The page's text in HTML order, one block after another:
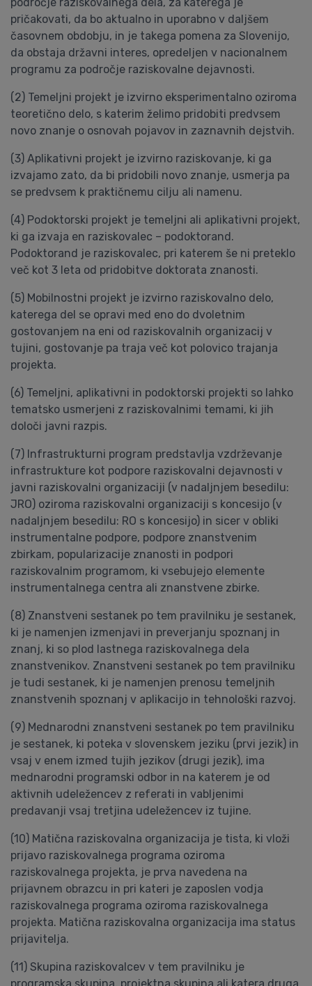
pričakovati, da bo aktualno in uporabno v daljšem
časovnem obdobju, in je takega pomena za Slovenijo,
da obstaja državni interes, opredeljen v nacionalnem
programu za področje raziskovalne dejavnosti.
(2) Temeljni projekt je izvirno eksperimentalno oziroma
teoretično delo, s katerim želimo pridobiti predvsem
novo znanje o osnovah pojavov in zaznavnih dejstvih.
(3) Aplikativni projekt je izvirno raziskovanje, ki ga
izvajamo zato, da bi pridobili novo znanje, usmerja pa
se predvsem k praktičnemu cilju ali namenu.
(4) Podoktorski projekt je temeljni ali aplikativni projekt,
ki ga izvaja en raziskovalec – podoktorand.
Podoktorand je raziskovalec, pri katerem še ni preteklo
več kot 3 leta od pridobitve doktorata znanosti.
(5) Mobilnostni projekt je izvirno raziskovalno delo,
katerega del se opravi med eno do dvoletnim
gostovanjem na eni od raziskovalnih organizacij v
tujini, gostovanje pa traja več kot polovico trajanja
projekta.
(6) Temeljni, aplikativni in podoktorski projekti so lahko
tematsko usmerjeni z raziskovalnimi temami, ki jih
določi javni razpis.
(7) Infrastrukturni program predstavlja vzdrževanje
infrastrukture kot podpore raziskovalni dejavnosti v
javni raziskovalni organizaciji (v nadaljnjem besedilu:
JRO) oziroma raziskovalni organizaciji s koncesijo (v
nadaljnjem besedilu: RO s koncesijo) in sicer v obliki
instrumentalne podpore, podpore znanstvenim
zbirkam, popularizacije znanosti in podpori
raziskovalnim programom, ki vsebujejo elemente
instrumentalnega centra ali znanstvene zbirke.
(8) Znanstveni sestanek po tem pravilniku je sestanek,
ki je namenjen izmenjavi in preverjanju spoznanj in
znanj, ki so plod lastnega raziskovalnega dela
znanstvenikov. Znanstveni sestanek po tem pravilniku
je tudi sestanek, ki je namenjen prenosu temeljnih
znanstvenih spoznanj v aplikacijo in tehnološki razvoj.
(9) Mednarodni znanstveni sestanek po tem pravilniku
je sestanek, ki poteka v slovenskem jeziku (prvi jezik) in
vsaj v enem izmed tujih jezikov (drugi jezik), ima
mednarodni programski odbor in na katerem je od
aktivnih udeležencev z referati in vabljenimi
predavanji vsaj tretjina udeležencev iz tujine.
(10) Matična raziskovalna organizacija je tista, ki vloži
prijavo raziskovalnega programa oziroma
raziskovalnega projekta, je prva navedena na
prijavnem obrazcu in pri kateri je zaposlen vodja
raziskovalnega programa oziroma raziskovalnega
projekta. Matična raziskovalna organizacija ima status
prijavitelja.
(11) Skupina raziskovalcev v tem pravilniku je